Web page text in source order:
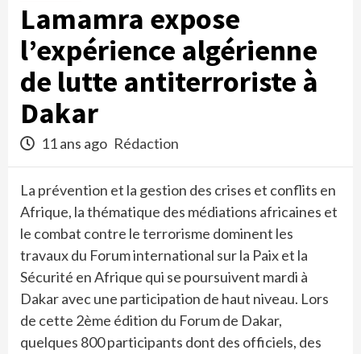
Lamamra expose
l’expérience algérienne
de lutte antiterroriste à
Dakar
11 ans ago Rédaction
La prévention et la gestion des crises et conflits en
Afrique, la thématique des médiations africaines et
le combat contre le terrorisme dominent les
travaux du Forum international sur la Paix et la
Sécurité en Afrique qui se poursuivent mardi à
Dakar avec une participation de haut niveau. Lors
de cette 2ème édition du Forum de Dakar,
quelques 800 participants dont des officiels, des